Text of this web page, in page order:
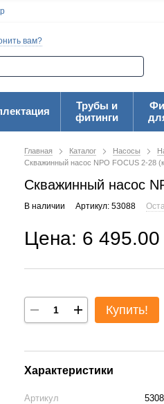
соглашение
вам?
Трубы и
фитинги
Главная Каталог Насосы
Скважинный насос NPO FOCUS 2-28
Скважинный насос
В наличии Артикул: 53088
Цена: 6 495.00
Купить!
Характеристики
Артикул